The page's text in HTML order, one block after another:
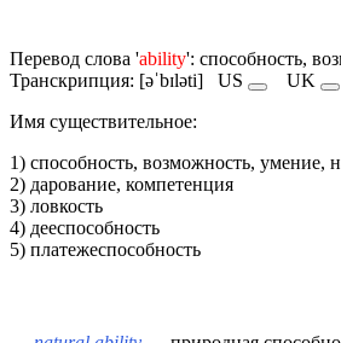
Перевод слова 'ability': способность,
Транскрипция: [əˈbɪləti] US
UK
Имя cуществительное:
1) способность, возможность, умение,
2) дарование, компетенция
3) ловкость
4) дееспособность
5) платежеспособность